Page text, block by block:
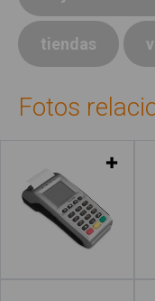
tiendas
Fotos